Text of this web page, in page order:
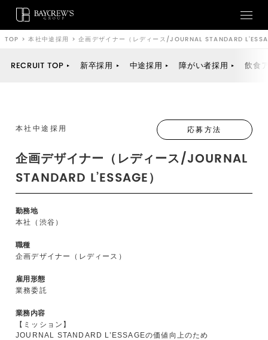
TOP >本社中途採用 >企画デザイナー（レディース/JOURNAL STANDARD
RECRUIT TOP 新卒採用 中途採用 障がい者採用 飲食
本社中途採用
企画デザイナー（レディース/JOURNAL
STANDARD L’ESSAGE）
応募方法
勤務地
本社（渋谷）
職種
企画デザイナー（レディース）
雇用形態
業務委託
業務内容
【ミッション】
JOURNAL STANDARD L’ESSAGEの価値向上のため